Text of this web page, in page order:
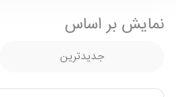
نمایش بر اساس
جدیدترین